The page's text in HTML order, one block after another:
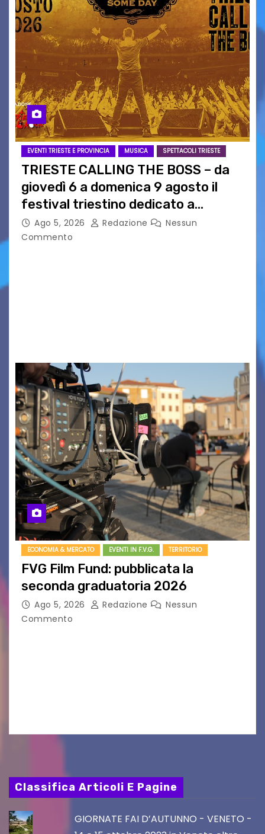
EVENTI TRIESTE E PROVINCIA MUSICA SPETTACOLI TRIESTE
TRIESTE CALLING THE BOSS – da
giovedì 6 a domenica 9 agosto il
festival triestino dedicato a
Springsteen
Ago 5, 2026 Redazione
Nessun
Commento
ECONOMIA & MERCATO EVENTI IN F.V.G. TERRITORIO
FVG Film Fund: pubblicata la
seconda graduatoria 2026
Ago 5, 2026 Redazione
Nessun
Commento
Classifica Articoli E Pagine
GIORNATE FAI D’AUTUNNO - VENETO -